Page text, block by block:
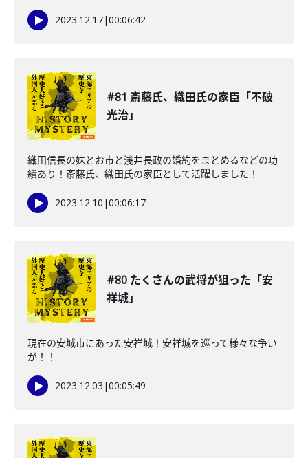
2023.12.17|00:06:42
#81 斎藤氏、織田氏の家臣「不破
光治」
織田信長の妹とお市と浅井長政の婚約をまとめるなどの功
績あり！斎藤氏、織田氏の家臣として活躍しました！
2023.12.10 |00:06:17
#80 たくさんの武将が狙った「安
祥城」
現在の安城市にあった安祥城！安祥城を巡って様々な争い
が！！
2023.12.03 |00:05:49